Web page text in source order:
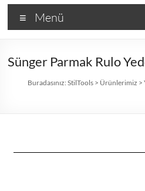
Menü
Sünger Parmak Rulo
Buradasınız: StilTools> Ürünlerimiz >